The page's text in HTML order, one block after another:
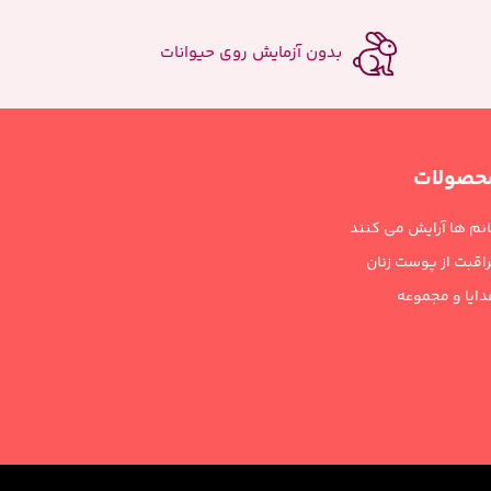
بدون آزمایش روی حیوانات
ها آرایش می کنند
از پوست زنان
و مجموعه